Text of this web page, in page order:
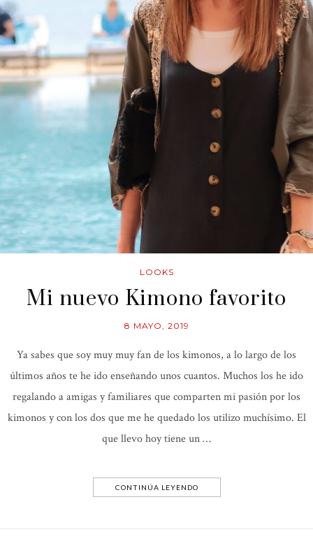
LOOKS
Mi nuevo Kimono favorito
8 MAYO, 2019
Ya sabes que soy muy muy fan de los kimonos, a lo largo de los
últimos años te he ido enseñando unos cuantos. Muchos los he ido
regalando a amigas y familiares que comparten mi pasión por los
kimonos y con los dos que me he quedado los utilizo muchísimo. El
que llevo hoy tiene un …
CONTINÚA LEYENDO